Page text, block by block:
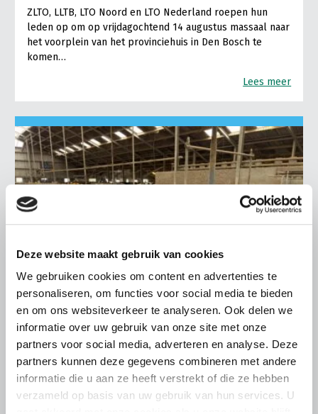
Deze website maakt gebruik van cookies
We gebruiken cookies om content en advertenties te
personaliseren, om functies voor social media te bieden
en om ons websiteverkeer te analyseren. Ook delen we
informatie over uw gebruik van onze site met onze
partners voor social media, adverteren en analyse. Deze
partners kunnen deze gegevens combineren met andere
informatie die u aan ze heeft verstrekt of die ze hebben
verzameld op basis van uw gebruik van hun services. U
ZLTO, LLTB, LTO Noord en LTO Nederland roepen hun
leden op om op vrijdagochtend 14 augustus massaal naar
het voorplein van het provinciehuis in Den Bosch te
komen…
Lees meer
LTO LOBBY
6 AUGUSTUS 2026
Kamerlid Goudzwaard (JA21)
bezoekt melkveehouderij in